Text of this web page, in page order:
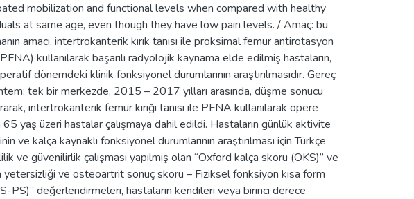
mobilization and functional levels when compared with healthy
at same age, even though they have low pain levels. / Amaç: bu
amacı, intertrokanterik kırık tanısı ile proksimal femur antirotasyon
kullanılarak başarılı radyolojik kaynama elde edilmiş hastaların,
dönemdeki klinik fonksiyonel durumlarının araştırılmasıdır. Gereç
tek bir merkezde, 2015 – 2017 yılları arasında, düşme sonucu
intertrokanterik femur kırığı tanısı ile PFNA kullanılarak opere
yaş üzeri hastalar çalışmaya dahil edildi. Hastaların günlük aktivite
ve kalça kaynaklı fonksiyonel durumlarının araştırılması için Türkçe
ve güvenilirlik çalışması yapılmış olan “Oxford kalça skoru (OKS)” ve
yetersizliği ve osteoartrit sonuç skoru – Fiziksel fonksiyon kısa form
PS)” değerlendirmeleri, hastaların kendileri veya birinci derece